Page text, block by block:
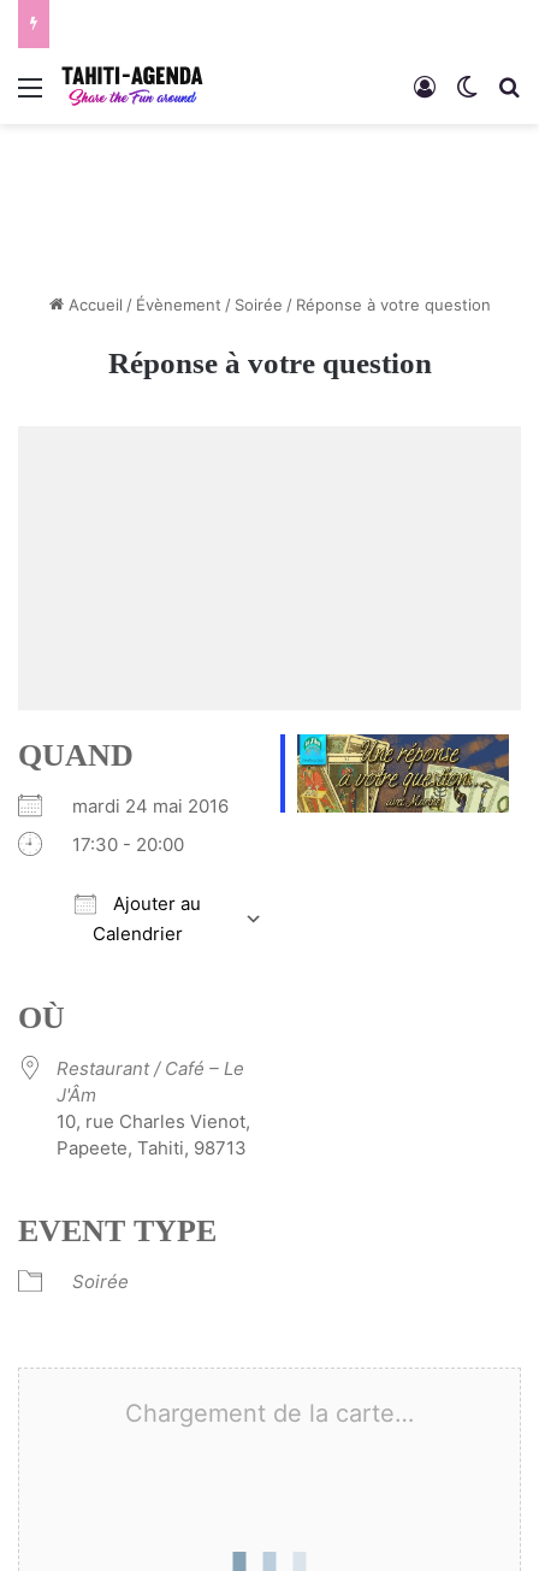
Menu Connexion
Accueil / Évènement / Soirée / Réponse à votre question
Réponse à votre question
QUAND
mardi 24 mai 2016
17:30 - 20:00
Ajouter au
Calendrier
OÙ
Restaurant / Café – Le
J'Âm
10, rue Charles Vienot,
Papeete, Tahiti, 98713
EVENT TYPE
Soirée
Chargement de la carte…